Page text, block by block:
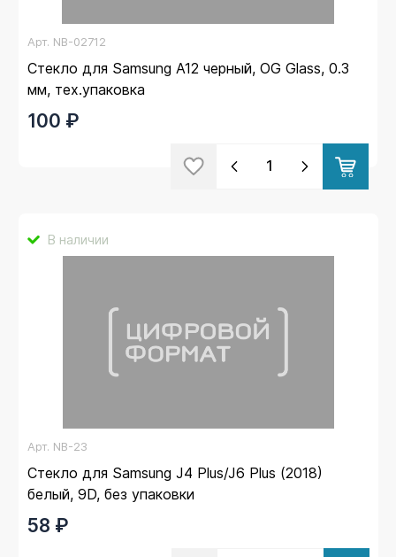
Арт. NB-02712
Стекло для Samsung A12 черный, OG Glass, 0.3
мм, тех.упаковка
100 ₽
В наличии
Арт. NB-23
Стекло для Samsung J4 Plus/J6 Plus (2018)
белый, 9D, без упаковки
58 ₽